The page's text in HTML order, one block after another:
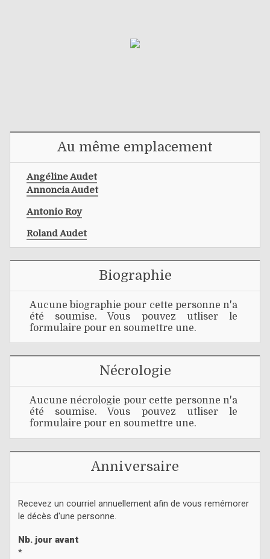
Au même emplacement
Angéline Audet
Annoncia Audet
Antonio Roy
Roland Audet
Biographie
Aucune biographie pour cette personne n'a
été soumise. Vous pouvez utliser le
formulaire pour en soumettre une.
Nécrologie
Aucune nécrologie pour cette personne n'a
été soumise. Vous pouvez utliser le
formulaire pour en soumettre une.
Anniversaire
Recevez un courriel annuellement afin de vous remémorer
le décès d'une personne.
Nb. jour avant
*